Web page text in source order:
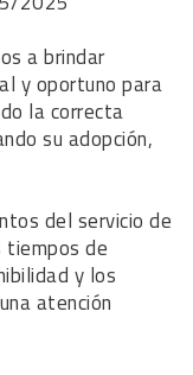
a brindar
y oportuno para
la correcta
su adopción,
del servicio de
de
y los
atención